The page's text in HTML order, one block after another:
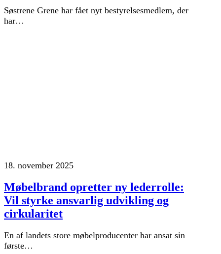
Søstrene Grene har fået nyt bestyrelsesmedlem, der
har…
18. november 2025
Møbelbrand opretter ny lederrolle:
Vil styrke ansvarlig udvikling og
cirkularitet
En af landets store møbelproducenter har ansat sin
første…